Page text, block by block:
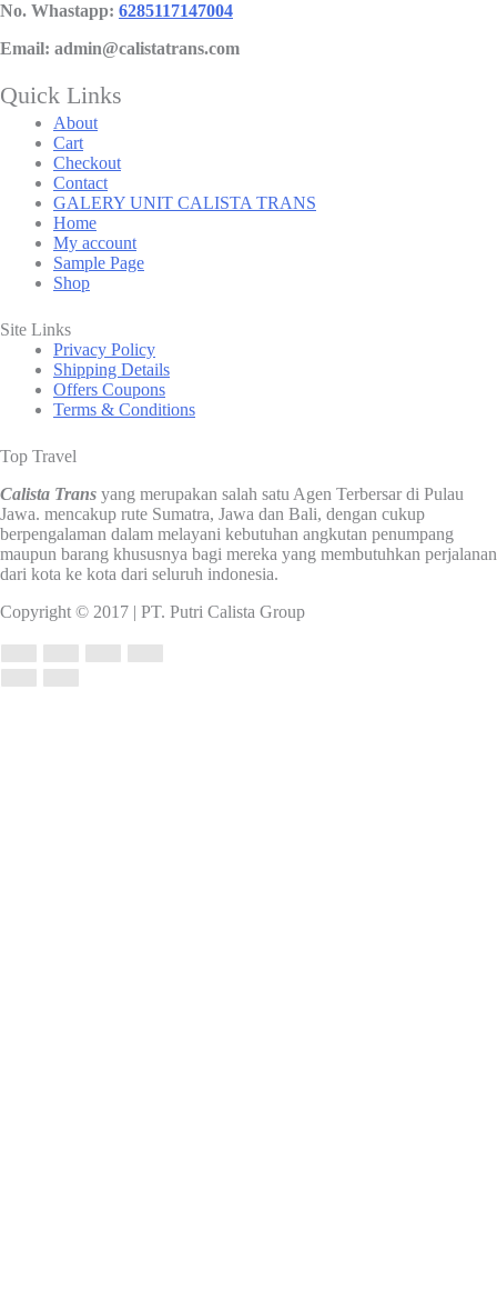
No. Whastapp: 6285117147004
Email: admin@calistatrans.com
Quick Links
About
Cart
Checkout
Contact
GALERY UNIT CALISTA TRANS
Home
My account
Sample Page
Shop
Site Links
Privacy Policy
Shipping Details
Offers Coupons
Terms & Conditions
Top Travel
Calista Trans yang merupakan salah satu Agen Terbersar di Pulau
Jawa. mencakup rute Sumatra, Jawa dan Bali, dengan cukup
berpengalaman dalam melayani kebutuhan angkutan penumpang
maupun barang khususnya bagi mereka yang membutuhkan perjalanan
dari kota ke kota dari seluruh indonesia.
Copyright © 2017 | PT. Putri Calista Group